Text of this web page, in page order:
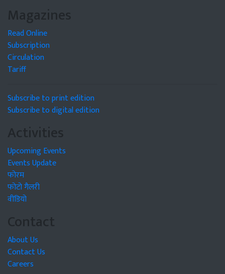
Magazines
Read Online
Subscription
Circulation
Tariff
Subscribe to print edition
Subscribe to digital edition
Activities
Upcoming Events
Events Update
फोरम
फोटो गैलरी
वीडियो
Contact
About Us
Contact Us
Careers